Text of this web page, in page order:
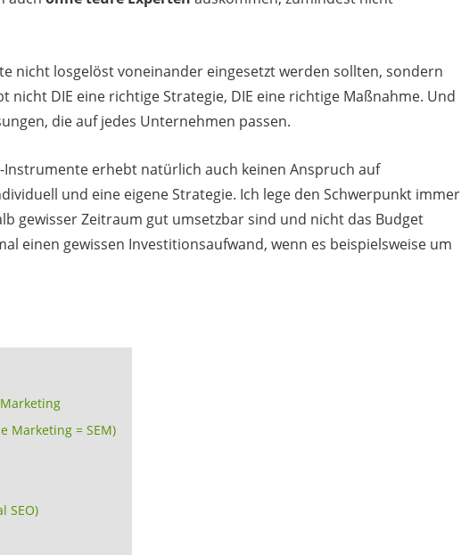
nicht losgelöst voneinander eingesetzt werden sollten, sondern
nicht DIE eine richtige Strategie, DIE eine richtige Maßnahme. Und
die auf jedes Unternehmen passen.
erhebt natürlich auch keinen Anspruch auf
und eine eigene Strategie. Ich lege den Schwerpunkt immer
gewisser Zeitraum gut umsetzbar sind und nicht das Budget
einen gewissen Investitionsaufwand, wenn es beispielsweise um
Marketing = SEM)
SEO)